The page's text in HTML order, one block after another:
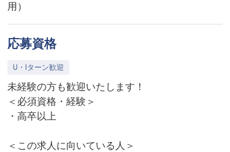
用）
応募資格
U・Iターン歓迎
未経験の方も歓迎いたします！
＜必須資格・経験＞
・高卒以上
＜この求人に向いている人＞